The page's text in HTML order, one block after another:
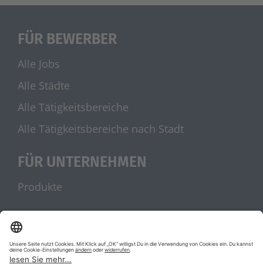
FÜR BEWERBER
Alle Jobs
Alle Städte
Alle Tätigkeitsbereiche
Alle Tätigkeitsbereiche nach Stadt
FÜR UNTERNEHMEN
Produkte
UNSERE PARTNER
stellenanzeigen.de
Jobblitz.de